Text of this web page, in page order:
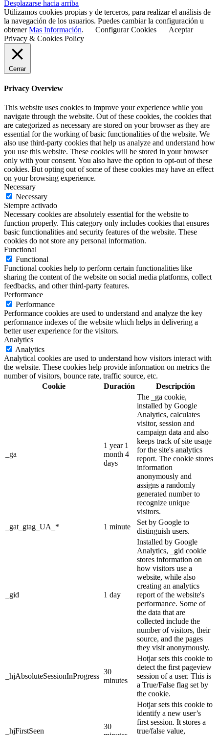
Desplazarse hacia arriba
Utilizamos cookies propias y de terceros, para realizar el análisis de
la navegación de los usuarios. Puedes cambiar la configuración u
obtenerMas Información. Configurar Cookies
Aceptar
Privacy & Cookies Policy
Cerrar
Privacy Overview
This website uses cookies to improve your experience while you
navigate through the website. Out of these cookies, the cookies that
are categorized as necessary are stored on your browser as they are
essential for the working of basic functionalities of the website. We
also use third-party cookies that help us analyze and understand how
you use this website. These cookies will be stored in your browser
only with your consent. You also have the option to opt-out of these
cookies. But opting out of some of these cookies may have an effect
on your browsing experience.
Necessary
Necessary
Siempre activado
Necessary cookies are absolutely essential for the website to
function properly. This category only includes cookies that ensures
basic functionalities and security features of the website. These
cookies do not store any personal information.
Functional
Functional
Functional cookies help to perform certain functionalities like
sharing the content of the website on social media platforms, collect
feedbacks, and other third-party features.
Performance
Performance
Performance cookies are used to understand and analyze the key
performance indexes of the website which helps in delivering a
better user experience for the visitors.
Analytics
Analytics
Analytical cookies are used to understand how visitors interact with
the website. These cookies help provide information on metrics the
number of visitors, bounce rate, traffic source, etc.
Cookie
Duración Descripción
_ga
1 year 1
month 4
days
The _ga cookie,
installed by Google
Analytics, calculates
visitor, session and
campaign data and also
keeps track of site usage
for the site's analytics
report. The cookie stores
information
anonymously and
assigns a randomly
generated number to
recognize unique
visitors.
_gat_gtag_UA_*
1 minute
Set by Google to
distinguish users.
_gid 1 day
Installed by Google
Analytics, _gid cookie
stores information on
how visitors use a
website, while also
creating an analytics
report of the website's
performance. Some of
the data that are
collected include the
number of visitors, their
source, and the pages
they visit anonymously.
_hjAbsoluteSessionInProgress
30
minutes
Hotjar sets this cookie to
detect the first pageview
session of a user. This is
a True/False flag set by
the cookie.
_hjFirstSeen
30
Hotjar sets this cookie to
identify a new user’s
first session. It stores a
true/false value,